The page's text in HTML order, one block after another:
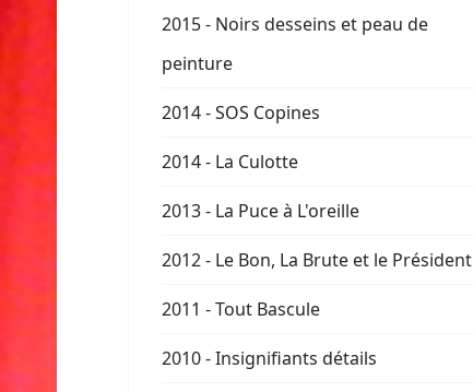
2015 - Noirs desseins et peau de
peinture
2014 - SOS Copines
2014 - La Culotte
2013 - La Puce à L'oreille
2012 - Le Bon, La Brute et le Président
2011 - Tout Bascule
2010 - Insignifiants détails